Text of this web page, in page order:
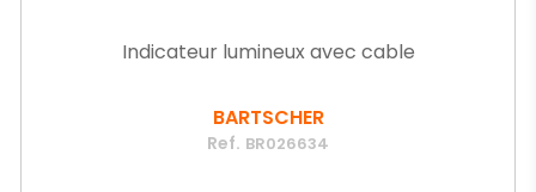
Indicateur lumineux avec cable
BARTSCHER
Ref. BR026634